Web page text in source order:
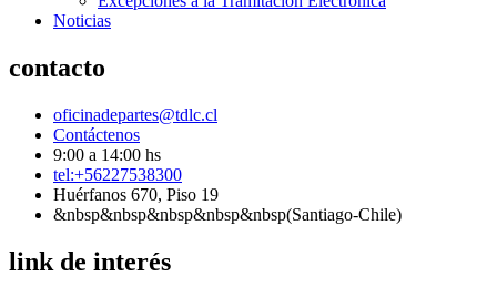
Noticias
contacto
oficinadepartes@tdlc.cl
Contáctenos
9:00 a 14:00 hs
tel:+56227538300
Huérfanos 670, Piso 19
&nbsp&nbsp&nbsp&nbsp&nbsp(Santiago-Chile)
link de interés